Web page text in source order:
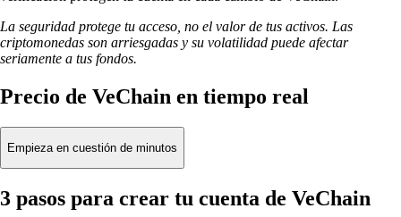
La seguridad protege tu acceso, no el valor de tus activos. Las
criptomonedas son arriesgadas y su volatilidad puede afectar
seriamente a tus fondos.
Precio de VeChain en tiempo real
Empieza en cuestión de minutos
3 pasos para crear tu cuenta de VeChain